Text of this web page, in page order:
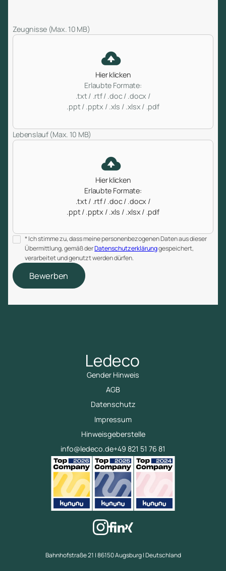
Zeugnisse (Max. 10 MB)
Hier klicken
Erlaubte Formate:
.txt / .rtf / .doc / .docx /
.ppt / .pptx / .xls / .xlsx / .pdf
Lebenslauf (Max. 10 MB)
Hier klicken
Erlaubte Formate:
.txt / .rtf / .doc / .docx /
.ppt / .pptx / .xls / .xlsx / .pdf
* Ich stimme zu, dass meine personenbezogenen Daten aus dieser
Übermittlung, gemäß derDatenschutzerklärunggespeichert,
verarbeitet und genutzt werden dürfen.
Bewerben
info@ledeco.de+49 821 51 76 81
Bahnhofstraße 21 | 86150 Augsburg | Deutschland
Gender Hinweis
AGB
Datenschutz
Impressum
Hinweisgeberstelle